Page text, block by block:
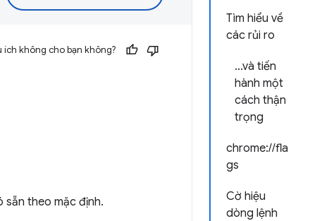
Tìm hiểu về
các rủi ro
...và tiến
hành một
cách thận
trọng
chrome://fla
gs
Cờ hiệu
dòng lệnh
không cho bạn không?
theo mặc định.